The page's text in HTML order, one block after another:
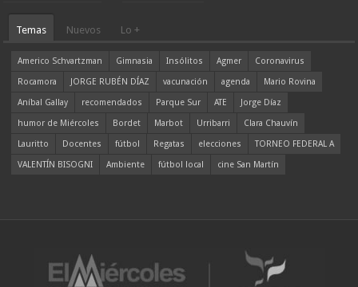
Temas Nuevos Lo +
Americo Schvartzman Gimnasia Insólitos Agmer
Coronavirus
Rocamora
JORGE RUBÉN DÍAZ vacunación agenda
Mario Rovina
Aníbal Gallay
recomendados Parque Sur ATE
Jorge Díaz
humor de Miércoles
Bordet Marbot Urribarri
Clara Chauvín
Lauritto
Docentes fútbol Regatas elecciones
TORNEO FEDERAL A
VALENTÍN BISOGNI
Ambiente fútbol local cine San Martín